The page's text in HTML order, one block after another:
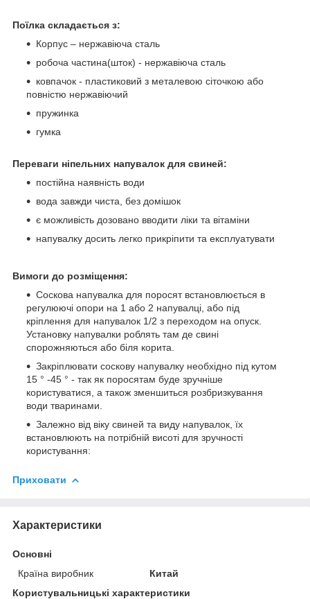
Поїлка складається з:
Корпус – нержавіюча сталь
робоча частина(шток) - нержавіюча сталь
ковпачок - пластиковий з металевою сіточкою або
повністю нержавіючий
пружинка
гумка
Переваги ніпельних напувалок для свиней:
постійна наявність води
вода завжди чиста, без домішок
є можливість дозовано вводити ліки та вітаміни
напувалку досить легко прикріпити та експлуатувати
Вимоги до розміщення:
Соскова напувалка для поросят встановлюється в
регулюючі опори на 1 або 2 напувалці, або під
кріплення для напувалок 1/2 з переходом на опуск.
Установку напувалки роблять там де свині
спорожняються або біля корита.
Закріплювати соскову напувалку необхідно під кутом
15 ° -45 ° - так як поросятам буде зручніше
користуватися, а також зменшиться розбризкування
води тваринами.
Залежно від віку свиней та виду напувалок, їх
встановлюють на потрібній висоті для зручності
користування:
Приховати
Характеристики
Основні
Країна виробник
Китай
Користувальницькі характеристики